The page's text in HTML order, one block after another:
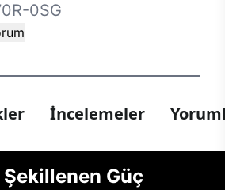
0SG
İncelemeler
Güç